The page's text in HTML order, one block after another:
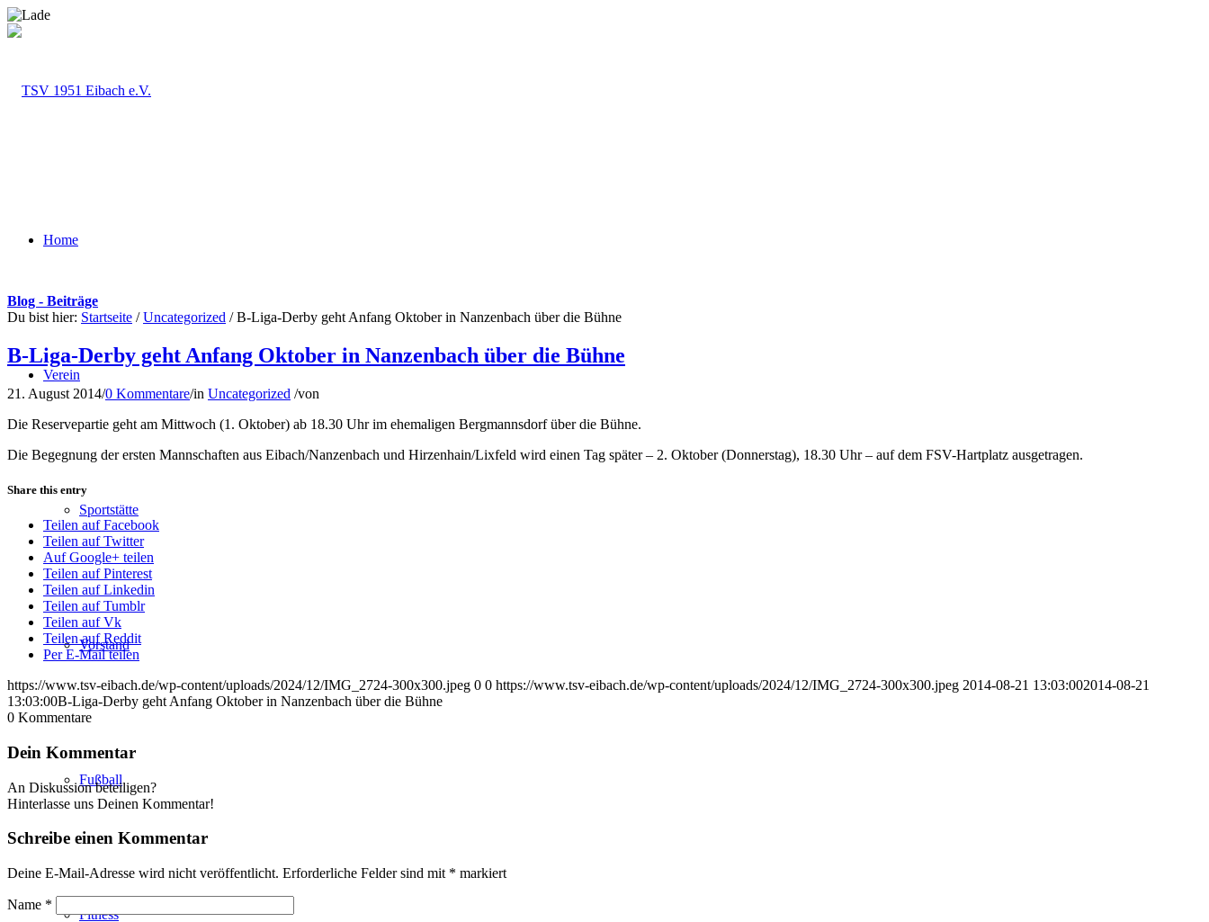
Home
Verein
Sportstätte
Vorstand
Fußball
Fitness
Blog - Beiträge
Du bist hier: Startseite / Uncategorized / B-Liga-Derby geht Anfang Oktober in Nanzenbach über die Bühne
B-Liga-Derby geht Anfang Oktober in Nanzenbach über die Bühne
21. August 2014/0 Kommentare/in Uncategorized /von
Die Reservepartie geht am Mittwoch (1. Oktober) ab 18.30 Uhr im ehemaligen Bergmannsdorf über die Bühne.
Die Begegnung der ersten Mannschaften aus Eibach/Nanzenbach und Hirzenhain/Lixfeld wird einen Tag später – 2. Oktober (Donnerstag), 18.30 Uhr – auf dem FSV-Hartplatz ausgetragen.
Share this entry
Teilen auf Facebook
Teilen auf Twitter
Auf Google+ teilen
Teilen auf Pinterest
Teilen auf Linkedin
Teilen auf Tumblr
Teilen auf Vk
Teilen auf Reddit
Per E-Mail teilen
https://www.tsv-eibach.de/wp-content/uploads/2024/12/IMG_2724-300x300.jpeg 0 0 https://www.tsv-eibach.de/wp-content/uploads/2024/12/IMG_2724-300x300.jpeg 2014-08-21 13:03:002014-08-21
13:03:00B-Liga-Derby geht Anfang Oktober in Nanzenbach über die Bühne
0 Kommentare
Dein Kommentar
An Diskussion beteiligen?
Hinterlasse uns Deinen Kommentar!
Schreibe einen Kommentar
Deine E-Mail-Adresse wird nicht veröffentlicht. Erforderliche Felder sind mit * markiert
Name *